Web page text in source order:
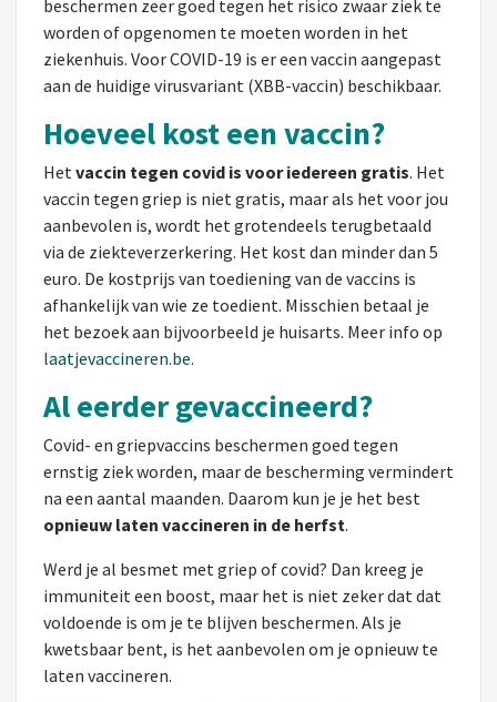
beschermen zeer goed tegen het risico zwaar ziek te
worden of opgenomen te moeten worden in het
ziekenhuis. Voor COVID-19 is er een vaccin aangepast
aan de huidige virusvariant (XBB-vaccin) beschikbaar.
Hoeveel kost een vaccin?
Hetvaccin tegen covid is voor iedereen gratis. Het
vaccin tegen griep is niet gratis, maar als het voor jou
aanbevolen is, wordt het grotendeels terugbetaald
via de ziekteverzerkering. Het kost dan minder dan 5
euro. De kostprijs van toediening van de vaccins is
afhankelijk van wie ze toedient. Misschien betaal je
het bezoek aan bijvoorbeeld je huisarts. Meer info op
laatjevaccineren.be.
Al eerder gevaccineerd?
Covid- en griepvaccins beschermen goed tegen
ernstig ziek worden, maar de bescherming vermindert
na een aantal maanden. Daarom kun je je het best
opnieuw laten vaccineren in de herfst.
Werd je al besmet met griep of covid? Dan kreeg je
immuniteit een boost, maar het is niet zeker dat dat
voldoende is om je te blijven beschermen. Als je
kwetsbaar bent, is het aanbevolen om je opnieuw te
laten vaccineren.